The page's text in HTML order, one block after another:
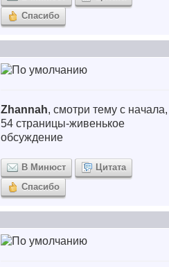
Спасибо
Zhannah, смотри тему с
54 страницы-живенькое
обсуждение
В Минюст
Цитата
Спасибо